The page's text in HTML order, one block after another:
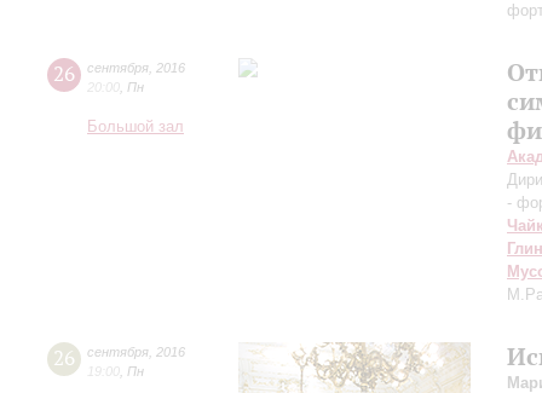
26 сентября 2016
20:00 Пн
Большой зал
-
26 сентября 2016
19:00 Пн